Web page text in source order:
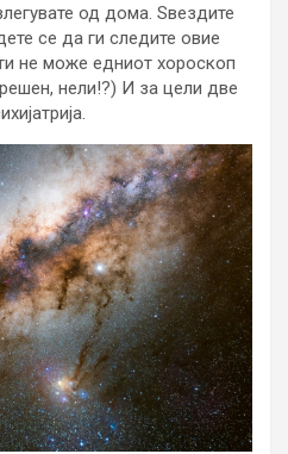
од дома. Ѕвездите
се да ги следите овие
не може едниот хороскоп
нели!?) И за цели две